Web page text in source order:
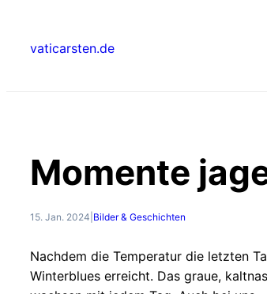
springen
vaticarsten.de
Momente
15. Jan. 2024 Bilder & Geschichten
Nachdem die Temperatur die letzten
Winterblues erreicht. Das graue,